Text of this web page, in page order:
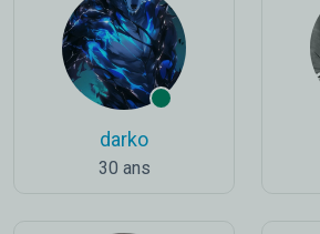
darko
30 ans